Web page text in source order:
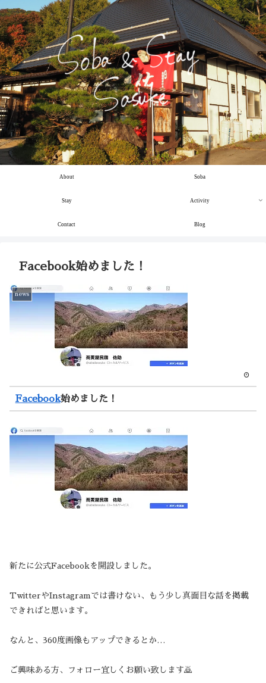
About Soba
Stay Activity
Contact Blog
Facebook始めました！
news
Facebook始めました！
新たに公式Facebookを開設しました。
TwitterやInstagramでは書けない、もう少し真面目な話を掲載
できればと思います。
なんと、360度画像もアップできるとか…
ご興味ある方、フォロー宜しくお願い致します🙇